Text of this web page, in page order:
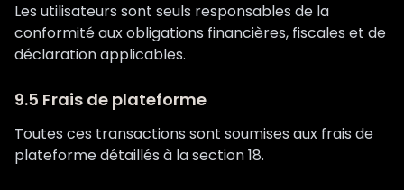
Les utilisateurs sont seuls responsables de la
conformité aux obligations financières, fiscales et de
déclaration applicables.
9.5 Frais de plateforme
Toutes ces transactions sont soumises aux frais de
plateforme détaillés à la section 18.